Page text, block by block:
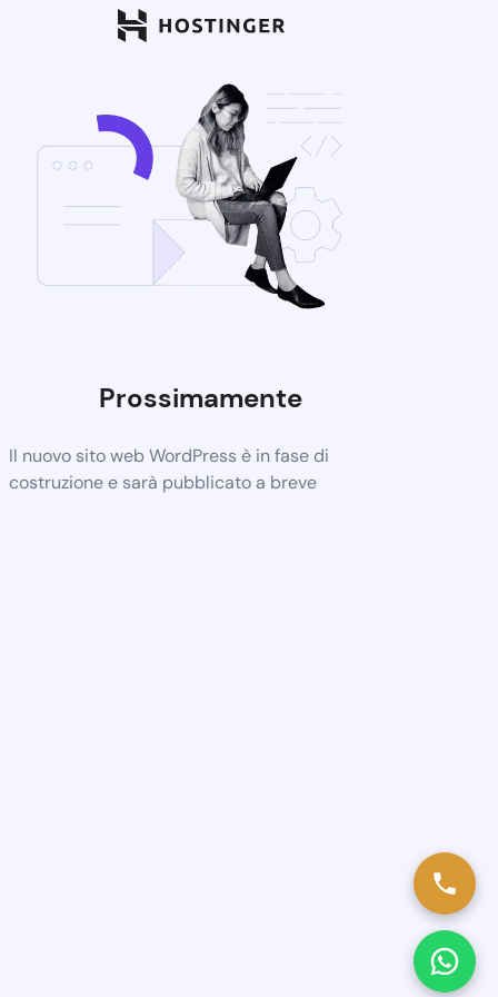
Prossimamente
Il nuovo sito web WordPress è in fase di
costruzione e sarà pubblicato a breve